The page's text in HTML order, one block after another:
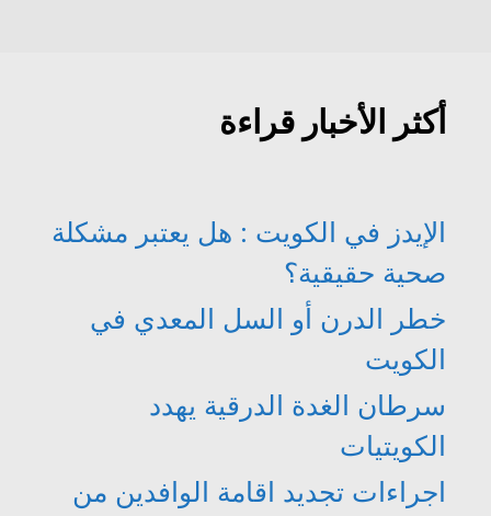
أكثر الأخبار قراءة
الإيدز في الكويت : هل يعتبر مشكلة
صحية حقيقية؟
خطر الدرن أو السل المعدي في
الكويت
سرطان الغدة الدرقية يهدد
الكويتيات
اجراءات تجديد اقامة الوافدين من